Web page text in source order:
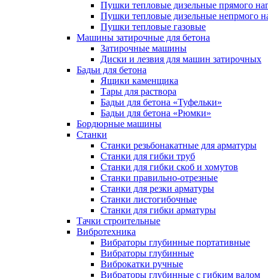
Пушки тепловые дизельные прямого
Пушки тепловые дизельные непрмого
Пушки тепловые газовые
Машины затирочные для бетона
Затирочные машины
Диски и лезвия для машин затирочных
Бадьи для бетона
Ящики каменщика
Тары для раствора
Бадьи для бетона «Туфельки»
Бадьи для бетона «Рюмки»
Бордюрные машины
Станки
Станки резьбонакатные для арматуры
Станки для гибки труб
Станки для гибки скоб и хомутов
Станки правильно-отрезные
Станки для резки арматуры
Станки листогибочные
Станки для гибки арматуры
Тачки строительные
Вибротехника
Вибраторы глубинные портативные
Вибраторы глубинные
Виброкатки ручные
Вибраторы глубинные с гибким валом